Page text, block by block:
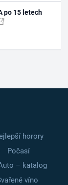
po 15 letech
horory
Počasí
– katalog
víno